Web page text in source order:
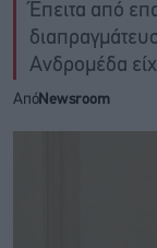
Έπειτα από
Ανδρομέδα
ΑπόNewsroom